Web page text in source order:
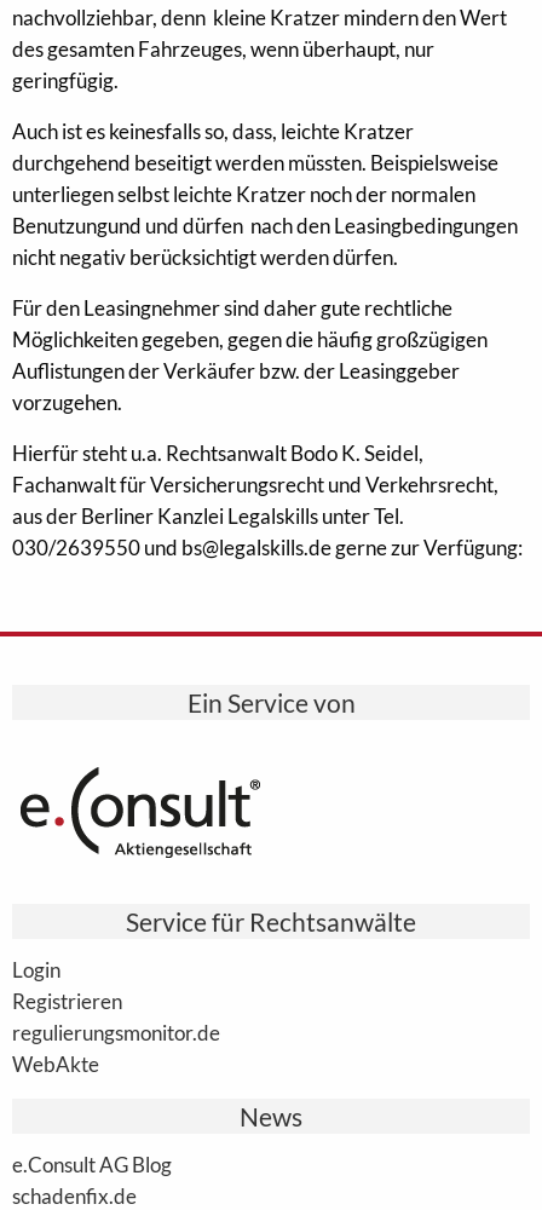
nachvollziehbar, denn kleine Kratzer mindern den Wert
des gesamten Fahrzeuges, wenn überhaupt, nur
geringfügig.
Auch ist es keinesfalls so, dass, leichte Kratzer
durchgehend beseitigt werden müssten. Beispielsweise
unterliegen selbst leichte Kratzer noch der normalen
Benutzungund und dürfen nach den Leasingbedingungen
nicht negativ berücksichtigt werden dürfen.
Für den Leasingnehmer sind daher gute rechtliche
Möglichkeiten gegeben, gegen die häufig großzügigen
Auflistungen der Verkäufer bzw. der Leasinggeber
vorzugehen.
Hierfür steht u.a. Rechtsanwalt Bodo K. Seidel,
Fachanwalt für Versicherungsrecht und Verkehrsrecht,
aus der Berliner Kanzlei Legalskills unter Tel.
030/2639550 und bs@legalskills.de gerne zur Verfügung:
Ein Service von
Service für Rechtsanwälte
Login
Registrieren
regulierungsmonitor.de
WebAkte
News
e.Consult AG Blog
schadenfix.de